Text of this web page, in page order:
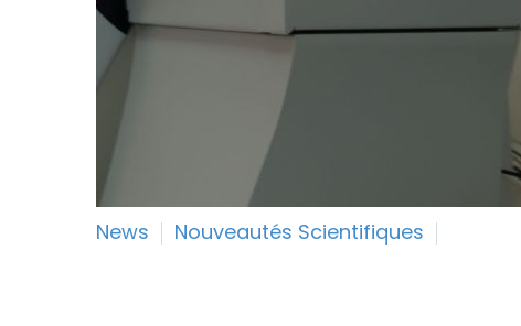
News Nouveautés Scientifiques